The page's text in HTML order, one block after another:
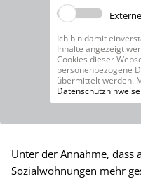
Ich bin damit
Inhalte angezeigt
Cookies dieser
personenbezogene
übermittelt werden.
Datenschutzhinweise
Unter der Annahme, dass
Sozialwohnungen mehr